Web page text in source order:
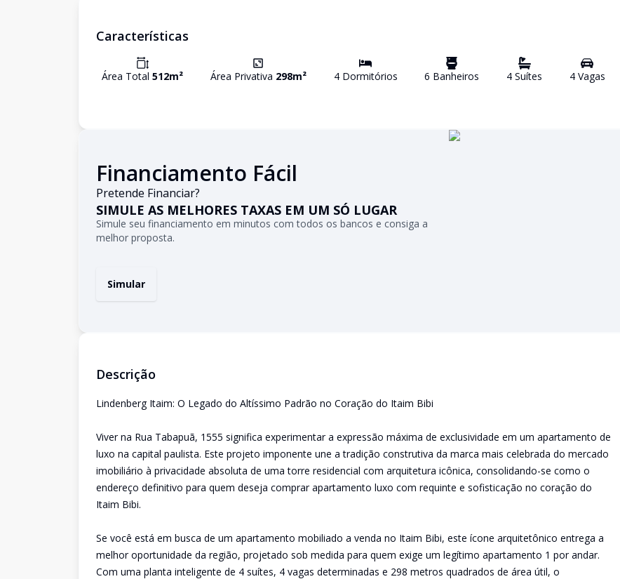
Características
Área Total 512m² Área Privativa 298m² 4Dormitórios 6 Banheiros 4 Suítes 4Vagas
Financiamento Fácil
Pretende Financiar?
SIMULE AS MELHORES TAXAS EM UM SÓ LUGAR
Simule seu financiamento em minutos com todos os bancos e consiga a
melhor proposta.
Simular
Descrição
Lindenberg Itaim: O Legado do Altíssimo Padrão no Coração do Itaim Bibi
Viver na Rua Tabapuã, 1555 significa experimentar a expressão máxima de exclusividade em um apartamento de
luxo na capital paulista. Este projeto imponente une a tradição construtiva da marca mais celebrada do mercado
imobiliário à privacidade absoluta de uma torre residencial com arquitetura icônica, consolidando-se como o
endereço definitivo para quem deseja comprar apartamento luxo com requinte e sofisticação no coração do
Itaim Bibi.
Se você está em busca de um apartamento mobiliado a venda no Itaim Bibi, este ícone arquitetônico entrega a
melhor oportunidade da região, projetado sob medida para quem exige um legítimo apartamento 1 por andar.
Com uma planta inteligente de 4 suítes, 4 vagas determinadas e 298 metros quadrados de área útil, o